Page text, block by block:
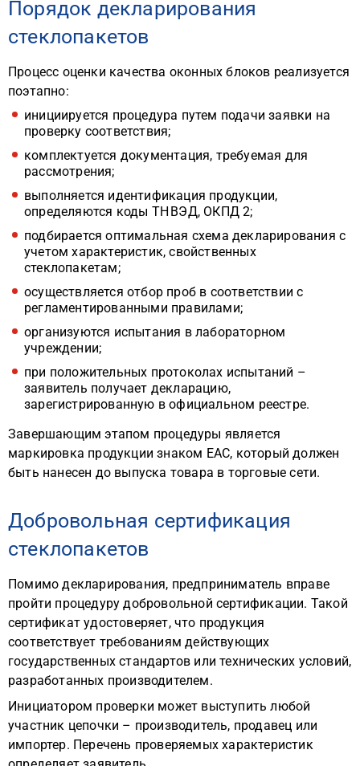
Порядок декларирования
стеклопакетов
Процесс оценки качества оконных блоков реализуется
поэтапно:
инициируется процедура путем подачи заявки на
проверку соответствия;
комплектуется документация, требуемая для
рассмотрения;
выполняется идентификация продукции,
определяются коды ТН ВЭД, ОКПД 2;
подбирается оптимальная схема декларирования с
учетом характеристик, свойственных
стеклопакетам;
осуществляется отбор проб в соответствии с
регламентированными правилами;
организуются испытания в лабораторном
учреждении;
при положительных протоколах испытаний –
заявитель получает декларацию,
зарегистрированную в официальном реестре.
Завершающим этапом процедуры является
маркировка продукции знаком ЕАС, который должен
быть нанесен до выпуска товара в торговые сети.
Добровольная сертификация
стеклопакетов
Помимо декларирования, предприниматель вправе
пройти процедуру добровольной сертификации. Такой
сертификат удостоверяет, что продукция
соответствует требованиям действующих
государственных стандартов или технических условий,
разработанных производителем.
Инициатором проверки может выступить любой
участник цепочки – производитель, продавец или
импортер. Перечень проверяемых характеристик